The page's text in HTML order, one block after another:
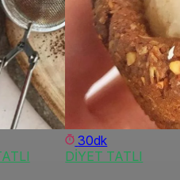
30dk
DİYET TATLI